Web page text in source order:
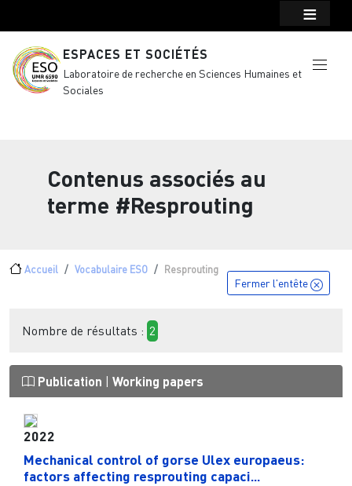
ESPACES ET SOCIÉTÉS
Laboratoire de recherche en Sciences Humaines et
Sociales
Contenus associés au
terme #Resprouting
Fil d'Ariane
Accueil Vocabulaire ESO Resprouting
Fermer l'entête
Nombre de résultats : 2
Publication Working papers
2022
Mechanical control of gorse Ulex europaeus:
factors affecting resprouting capaci...